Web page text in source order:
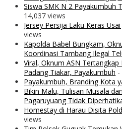
Siswa SMK N 2 Payakumbuh
14,037 views
Jersey Persija Laku Keras
views
Kapolda Babel Bungkam,
Koordinasi Tambang Ilegal
Viral, Oknum ASN
Padang Tiakar, Payakumbuh -
Payakumbuh, Branding Kota
Bikin Malu, Tulisan Musala
Pagaruyuang Tidak
Homestay di Harau Disita
views